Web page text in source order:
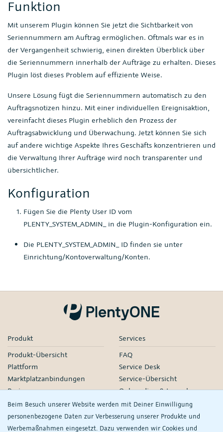
Beim Besuch unserer Website werden mit Deiner Einwilligung
personenbezogene Daten zur Verbesserung unserer Produkte und
Werbemaßnahmen eingesetzt. Dazu verwenden wir Cookies und
Funktion
Mit unserem Plugin können Sie jetzt die Sichtbarkeit von
Seriennummern am Auftrag ermöglichen. Oftmals war es in
der Vergangenheit schwierig, einen direkten Überblick über
die Seriennummern innerhalb der Aufträge zu erhalten. Dieses
Plugin löst dieses Problem auf effiziente Weise.
Unsere Lösung fügt die Seriennummern automatisch zu den
Auftragsnotizen hinzu. Mit einer individuellen Ereignisaktion,
vereinfacht dieses Plugin erheblich den Prozess der
Auftragsabwicklung und Überwachung. Jetzt können Sie sich
auf andere wichtige Aspekte Ihres Geschäfts konzentrieren und
die Verwaltung Ihrer Aufträge wird noch transparenter und
übersichtlicher.
Konfiguration
Fügen Sie die Plenty User ID vom
PLENTY_SYSTEM_ADMIN_ in die Plugin-Konfiguration ein.
Die PLENTY_SYSTEM_ADMIN_ ID finden sie unter
Einrichtung/Kontoverwaltung/Konten.
Produkt
Produkt-Übersicht
Plattform
Marktplatzanbindungen
Preise
Services
FAQ
Service Desk
Service-Übersicht
Onboarding & Launch
Services
Managed Services
Partner-Netzwerk